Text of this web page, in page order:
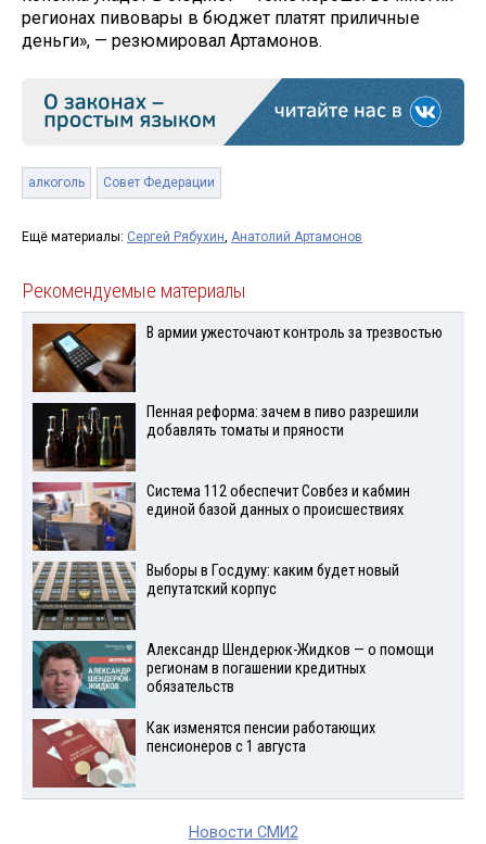
регионах пивовары в бюджет платят приличные
деньги», — резюмировал Артамонов.
алкоголь Совет Федерации
Ещё материалы: Сергей Рябухин, Анатолий Артамонов
Рекомендуемые материалы
В армии ужесточают контроль за трезвостью
Пенная реформа: зачем в пиво разрешили
добавлять томаты и пряности
Система 112 обеспечит Совбез и кабмин
единой базой данных о происшествиях
Выборы в Госдуму: каким будет новый
депутатский корпус
Александр Шендерюк-Жидков — о помощи
регионам в погашении кредитных
обязательств
Как изменятся пенсии работающих
пенсионеров с 1 августа
Новости СМИ2